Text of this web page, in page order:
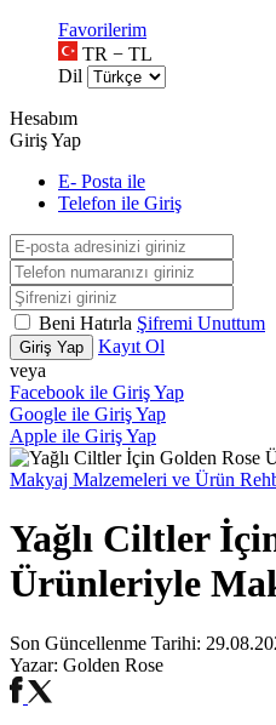
Favorilerim
TR − TL
Dil
Hesabım
Giriş Yap
E- Posta ile
Telefon ile Giriş
Beni Hatırla Şifremi Unuttum
Giriş Yap
Kayıt Ol
veya
Facebook ile Giriş Yap
Google ile Giriş Yap
Apple ile Giriş Yap
Makyaj Malzemeleri ve Ürün
Yağlı Ciltler
Ürünleriyle
Son Güncellenme Tarihi:
Yazar: Golden Rose